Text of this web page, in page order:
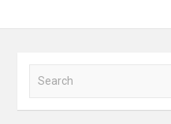
a